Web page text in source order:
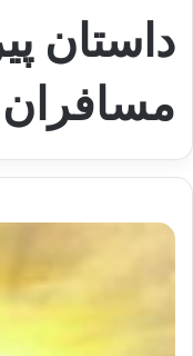
داستان
مسافران